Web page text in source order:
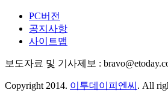
PC버전
공지사항
사이트맵
보도자료 및 기사제보 :
Copyright 2014. 이투데이피엔씨 . All